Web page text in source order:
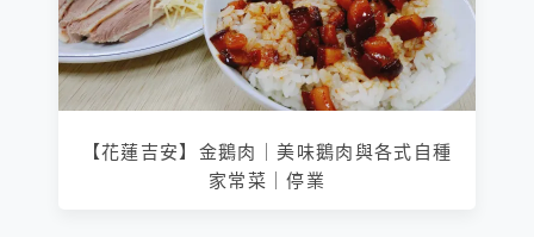
【花蓮吉安】金鵝肉｜美味鵝肉與各式自種
家常菜｜停業